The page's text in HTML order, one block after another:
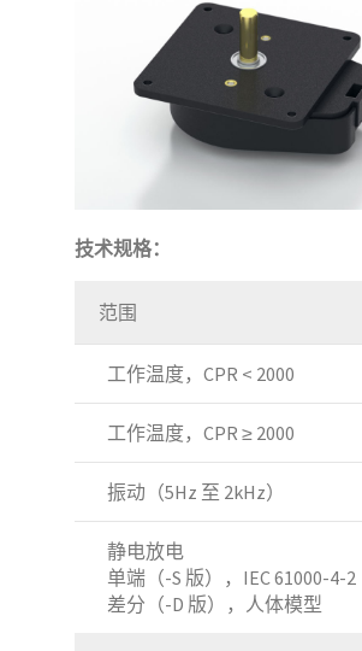
技术规格：
范围
工作温度，CPR < 2000
工作温度，CPR ≥ 2000
振动（5Hz 至 2kHz）
静电放电
单端（-S 版），IEC 61000-4-2
差分（-D 版），人体模型